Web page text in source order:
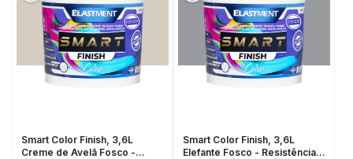
Smart Color Finish, 3,6L
Creme de Avelã Fosco -
Smart Color Finish, 3,6L
Elefante Fosco - Resistência à